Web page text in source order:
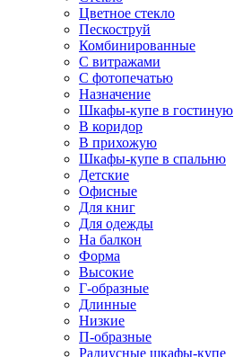
Цветное стекло
Пескоструй
Комбинированные
С витражами
С фотопечатью
Назначение
Шкафы-купе в гостиную
В коридор
В прихожую
Шкафы-купе в спальню
Детские
Офисные
Для книг
Для одежды
На балкон
Форма
Высокие
Г-образные
Длинные
Низкие
П-образные
Радиусные шкафы-купе